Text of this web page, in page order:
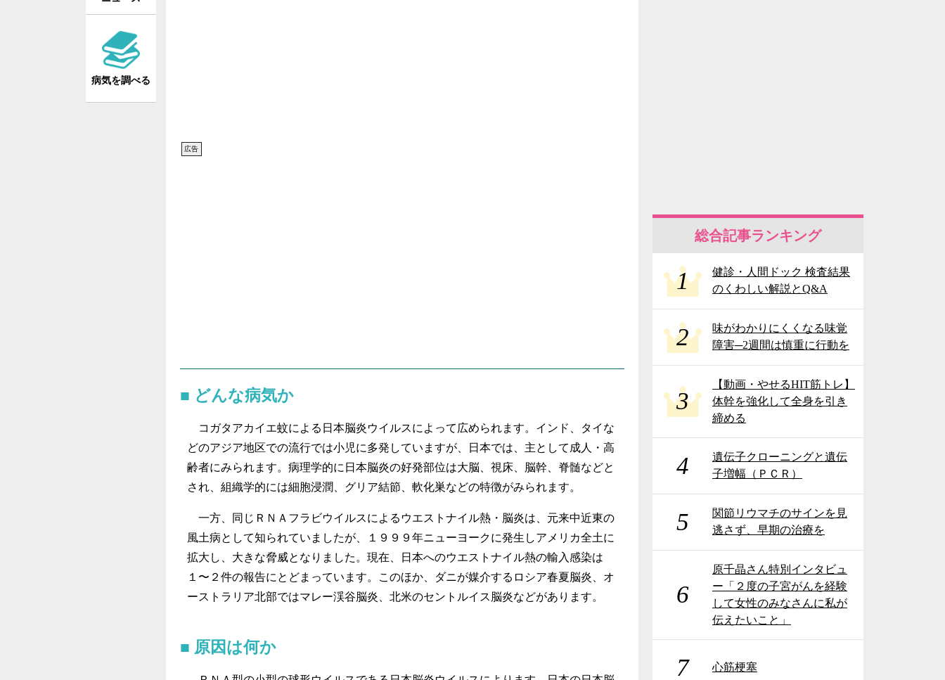
病気を調べる
広告
どんな病気か
コガタアカイエ蚊による日本脳炎ウイルスによって広められます。インド、タイな
どのアジア地区での流行では小児に多発していますが、日本では、主として成人・高
齢者にみられます。病理学的に日本脳炎の好発部位は大脳、視床、脳幹、脊髄などと
され、組織学的には細胞浸潤、グリア結節、軟化巣などの特徴がみられます。
一方、同じＲＮＡフラビウイルスによるウエストナイル熱・脳炎は、元来中近東の
風土病として知られていましたが、１９９９年ニューヨークに発生しアメリカ全土に
拡大し、大きな脅威となりました。現在、日本へのウエストナイル熱の輸入感染は
１〜２件の報告にとどまっています。このほか、ダニが媒介するロシア春夏脳炎、オ
ーストラリア北部ではマレー渓谷脳炎、北米のセントルイス脳炎などがあります。
原因は何か
総合記事ランキング
1
健診・人間ドック 検査結果
のくわしい解説とQ&A
2
味がわかりにくくなる味覚
障害─2週間は慎重に行動を
3
【動画・やせるHIT筋トレ】
体幹を強化して全身を引き
締める
4
遺伝子クローニングと遺伝
子増幅（ＰＣＲ）
5
関節リウマチのサインを見
逃さず、早期の治療を
6
原千晶さん特別インタビュ
ー「２度の子宮がんを経験
して女性のみなさんに私が
伝えたいこと」
7 心筋梗塞